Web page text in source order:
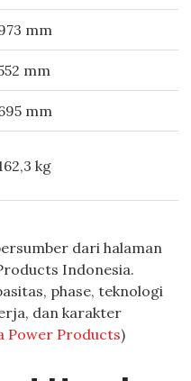
mm
mm
mm
kg
dari halaman
Indonesia.
phase, teknologi
dan karakter
Power Products)